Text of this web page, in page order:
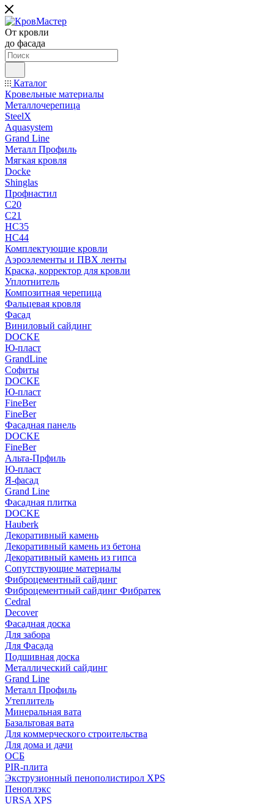
От кровли
до фасада
Каталог
Кровельные материалы
Металлочерепица
SteelX
Aquasystem
Grand Line
Металл Профиль
Мягкая кровля
Docke
Shinglas
Профнастил
C20
C21
НС35
НС44
Комплектующие кровли
Аэроэлементы и ПВХ ленты
Краска, корректор для кровли
Уплотнитель
Композитная черепица
Фальцевая кровля
Фасад
Виниловый сайдинг
DOCKE
Ю-пласт
GrandLine
Софиты
DOCKE
Ю-пласт
FineBer
FineBer
Фасадная панель
DOCKE
FineBer
Альта-Прфиль
Ю-пласт
Я-фасад
Grand Line
Фасадная плитка
DOCKE
Hauberk
Декоративный камень
Декоративный камень из бетона
Декоративный камень из гипса
Сопутствующие материалы
Фиброцементный сайдинг
Фиброцементный сайдинг Фибратек
Cedral
Decover
Фасадная доска
Для забора
Для Фасада
Подшивная доска
Металлический сайдинг
Grand Line
Металл Профиль
Утеплитель
Минеральная вата
Базальтовая вата
Для коммерческого строительства
Для дома и дачи
ОСБ
PIR-плита
Экструзионный пенополистирол XPS
Пеноплэкс
URSA XPS